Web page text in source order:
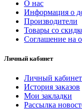
О нас
Информация о
Производители
Товары со
Соглашение на
Личный кабинет
Личный кабинет
История заказов
Мои закладки
Рассылка